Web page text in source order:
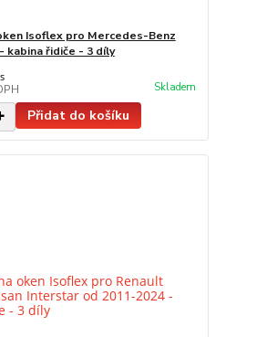
Isoflex pro Mercedes-Benz
kabina řidiče - 3 díly
Skladem
Přidat do košíku